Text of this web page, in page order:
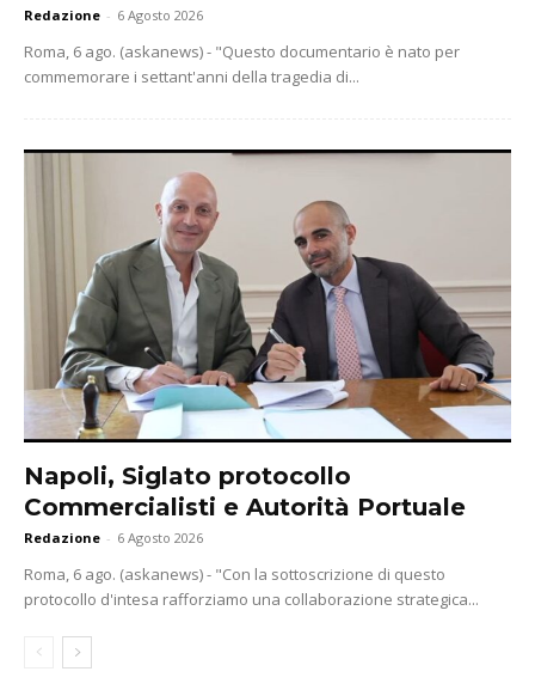
Redazione - 6 Agosto 2026
Roma, 6 ago. (askanews) - "Questo documentario è nato per
commemorare i settant'anni della tragedia di...
Napoli, Siglato protocollo
Commercialisti e Autorità Portuale
Redazione - 6 Agosto 2026
Roma, 6 ago. (askanews) - "Con la sottoscrizione di questo
protocollo d'intesa rafforziamo una collaborazione strategica...